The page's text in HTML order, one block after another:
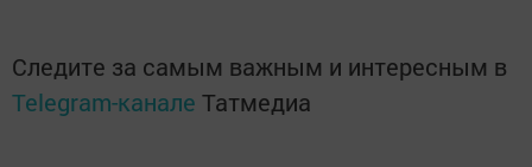
Следите за самым важным и интересным в
Telegram-канале Татмедиа